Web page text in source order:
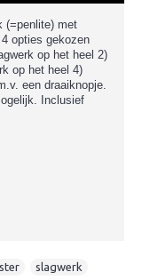
(=penlite) met
opties gekozen
op het heel 2)
op het heel 4)
een draaiknopje.
Inclusief
slagwerk